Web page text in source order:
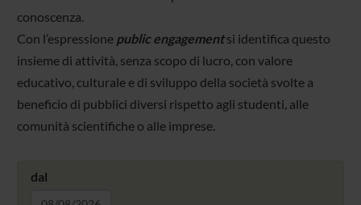
conoscenza.
Con l’espressione public engagementsi identifica questo
insieme di attività, senza scopo di lucro, con valore
educativo, culturale e di sviluppo della società svolte a
beneficio di pubblici diversi rispetto agli studenti, alle
comunità scientifiche o alle imprese.
dal